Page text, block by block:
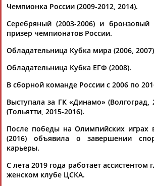
Каримжан
АБДРАХМАНОВ
Аделя
АБДРАХМАНОВА
Андрей
Чемпионка России (2009-2012, 2014).
Серебряный (2003-2006) и бронзовый
призер чемпионатов России.
Обладательница Кубка мира (2006,
Обладательница Кубка ЕГФ (2008).
В сборной команде России с 2006 по
Выступала за ГК «Динамо» (Волгоград,
(Тольятти, 2015-2016).
После победы на Олимпийских играх
(2016) объявила о завершении
карьеры.
С лета 2019 года работает ассистентом
женском клубе ЦСКА.